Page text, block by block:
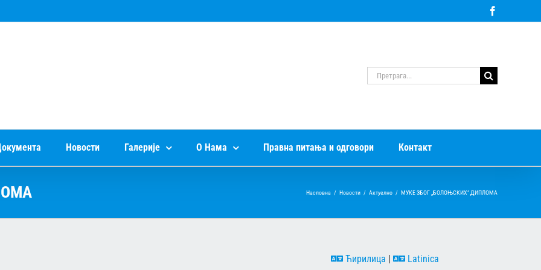
Претрага
за:
Новости Галерије О Нама Правна питања и одговори Контакт
Насловна / Новости / Актуелно / МУКЕ ЗБОГ „БОЛОЊСКИХ“ ДИПЛОМА
Ћирилица Latinica